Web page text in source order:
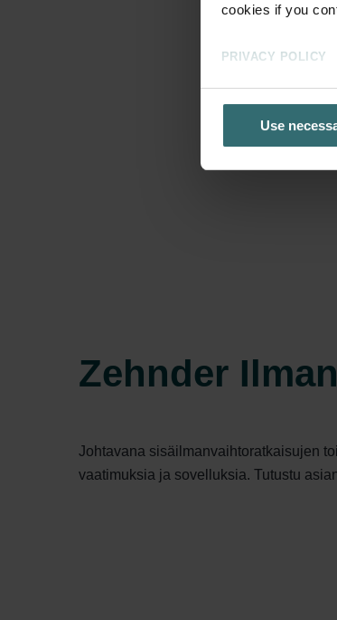
cookies if you
PRIVACY POLICY
Use
Zehnder
Johtavana sisäilmanvaihtoratkaisujen
vaatimuksia ja sovelluksia. Tutustu